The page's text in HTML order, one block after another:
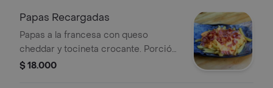
Papas Recargadas
Papas a la francesa con queso
cheddar y tocineta crocante. Porción
de 250g.
$ 18.000